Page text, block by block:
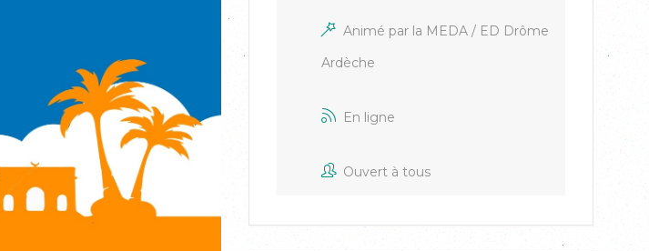
Animé par la MEDA / ED Drôme
Ardèche
En ligne
Ouvert à tous